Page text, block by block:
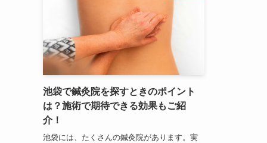
池袋で鍼灸院を探すときのポイント
は？施術で期待できる効果もご紹
介！
池袋には、たくさんの鍼灸院があります。実